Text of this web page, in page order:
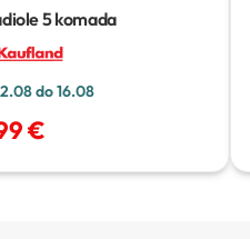
5 komada
do 16.08
€